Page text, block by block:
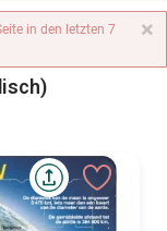
×
in den letzten 7